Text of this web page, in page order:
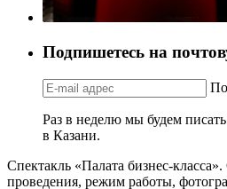
Подпишетесь на
Раз в неделю мы будем
в Казани.
Спектакль «Палата бизнес-
проведения, режим работы,